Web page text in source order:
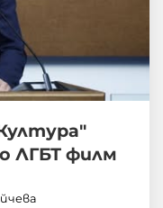
ЛГБТ филм